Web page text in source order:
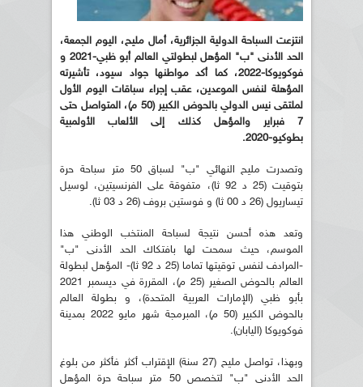
انتزعت السباحة الدولية الجزائرية، أمال مليح، اليوم الجمعة،
الحد الأدنى "ب" المؤهل لبطولتي العالم أبو ظبي-2021 و
فوكويوكا-2022، كما أكد مواطنها جواد سيود، تأشيرته
المؤهلة لنفس الموعدين، عقب إجراء سباقات اليوم الأول
لملتقى نيس الدولي بالحوض الكبير (50 م)، المتواصل حتى
7 فبراير والمؤهل كذلك إلى الألعاب الأولمبية
بطوكيو-2020
.
وتصدرت مليح النهائي "ب" لسباق 50 متر سباحة حرة
بتوقيت (25 د 92 ثا)، متفوقة على الفرنسيتين، لوسيل
تيساريول (26 د 00 ثا) و فوستين بروف (26 د 03 ثا).
وتعد هذه أحسن نتيجة لسباحة المنتخب الوطني هذا
الموسم، حيث سمحت لها بافتكاك الحد الأدنى "ب"
-المرادف لنفس توقيتها تماما (25 د 92 ثا)- المؤهل لبطولة
العالم بالحوض الصغير (25 م)، المقررة في ديسمبر 2021
بأبو ظبي (الإمارات العربية المتحدة)، و بطولة العالم
بالحوض الكبير (50 م)، المبرمجة شهر مايو 2022 بمدينة
فوكويوكا (اليابان).
وبهذا، تواصل مليح (27 سنة) الإقتراب أكثر فأكثر من بلوغ
الحد الأدنى "ب" لتخصص 50 متر سباحة حرة المؤهل